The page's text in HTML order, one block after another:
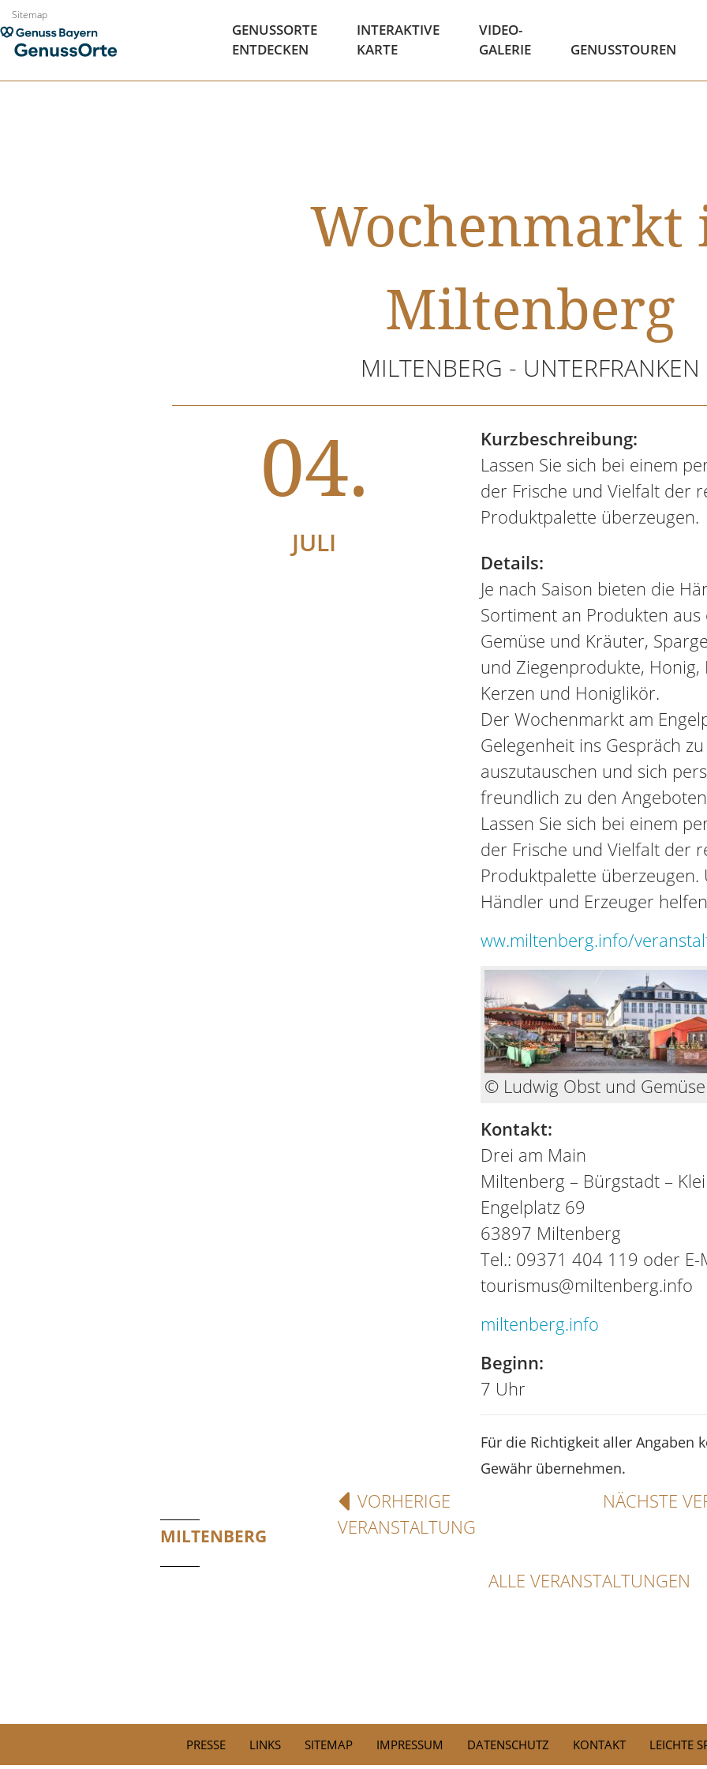
Zum
Inhalt
springen
Sitemap
GENUSSORTE
ENTDECKEN
INTERAKTIVE
KARTE
VIDEO-
GALERIE
GENUSSTOUREN
Wochenmarkt
Miltenberg
MILTENBERG - UNTERFRANKEN
04.
JULI
Kurzbeschreibung:
Lassen Sie sich bei einem
der Frische und Vielfalt der
Produktpalette überzeugen.
Details:
Je nach Saison bieten die
Sortiment an Produkten aus
Gemüse und Kräuter,
und Ziegenprodukte, Honig,
Kerzen und Honiglikör.
Der Wochenmarkt am
Gelegenheit ins Gespräch
auszutauschen und sich
freundlich zu den
Lassen Sie sich bei einem
der Frische und Vielfalt der
Produktpalette überzeugen.
Händler und Erzeuger
ww.miltenberg.info/
© Ludwig Obst und Gemüse
Kontakt:
Drei am Main
Miltenberg – Bürgstadt –
Engelplatz 69
63897 Miltenberg
Tel.: 09371 404 119 oder E-
tourismus@miltenberg.info
miltenberg.info
Beginn:
7 Uhr
Für die Richtigkeit aller Angaben
Gewähr übernehmen.
MILTENBERG
VORHERIGE
VERANSTALTUNG
NÄCHSTE
ALLE VERANSTALTUNGEN
PRESSE LINKS SITEMAP IMPRESSUM DATENSCHUTZ KONTAKT LEICHTE